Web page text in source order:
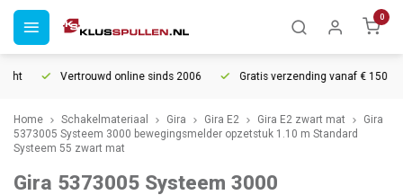
0
Vertrouwd online sinds 2006 Gratis verzending vanaf € 150
Home Schakelmateriaal Gira Gira E2 Gira E2 zwart mat
Gira
5373005 Systeem 3000 bewegingsmelder opzetstuk 1.10 m Standard
Systeem 55 zwart mat
Gira 5373005 Systeem 3000